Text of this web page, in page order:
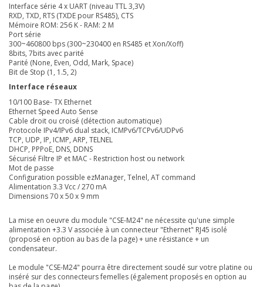
Interface série 4 x UART (niveau TTL 3,3V)
RXD, TXD, RTS (TXDE pour RS485), CTS
Mémoire ROM: 256 K - RAM: 2 M
Port série
300~460800 bps (300~230400 en RS485 et Xon/Xoff)
8bits, 7bits avec parité
Parité (None, Even, Odd, Mark, Space)
Bit de Stop (1, 1.5, 2)
Interface réseaux
10/100 Base- TX Ethernet
Ethernet Speed Auto Sense
Cable droit ou croisé (détection automatique)
Protocole IPv4/IPv6 dual stack, ICMPv6/TCPv6/UDPv6
TCP, UDP, IP, ICMP, ARP, TELNEL
DHCP, PPPoE, DNS, DDNS
Sécurisé Filtre IP et MAC - Restriction host ou network
Mot de passe
Configuration possible ezManager, Telnel, AT command
Alimentation 3.3 Vcc / 270 mA
Dimensions 70 x 50 x 9 mm
La mise en oeuvre du module "CSE-M24" ne nécessite qu'une simple
alimentation +3.3 V associée à un connecteur "Ethernet" RJ45 isolé
(proposé en option au bas de la page) + une résistance + un
condensateur.
Le module "CSE-M24" pourra être directement soudé sur votre platine ou
inséré sur des connecteurs femelles (également proposés en option au